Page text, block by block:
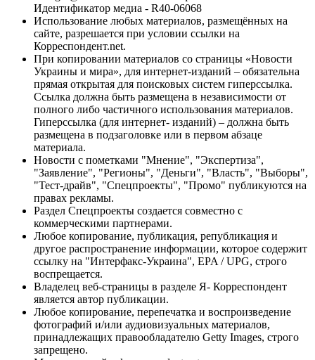
Идентификатор медиа - R40-06068
Использование любых материалов, размещённых на
сайте, разрешается при условии ссылки на
Корреспондент.net.
При копировании материалов со страницы «Новости
Украины и мира», для интернет-изданий – обязательна
прямая открытая для поисковых систем гиперссылка.
Ссылка должна быть размещена в независимости от
полного либо частичного использования материалов.
Гиперссылка (для интернет- изданий) – должна быть
размещена в подзаголовке или в первом абзаце
материала.
Новости с пометками "Мнение", "Экспертиза",
"Заявление", "Регионы", "Деньги", "Власть", "Выборы",
"Тест-драйв", "Спецпроекты", "Промо" публикуются на
правах рекламы.
Раздел Спецпроекты создается совместно с
коммерческими партнерами.
Любое копирование, публикация, републикация и
другое распространение информации, которое содержит
ссылку на "Интерфакс-Украина", EPA / UPG, строго
воспрещается.
Владелец веб-страницы в разделе Я- Корреспондент
является автор публикации.
Любое копирование, перепечатка и воспроизведение
фотографий и/или аудиовизуальных материалов,
принадлежащих правообладателю Getty Images, строго
запрещено.